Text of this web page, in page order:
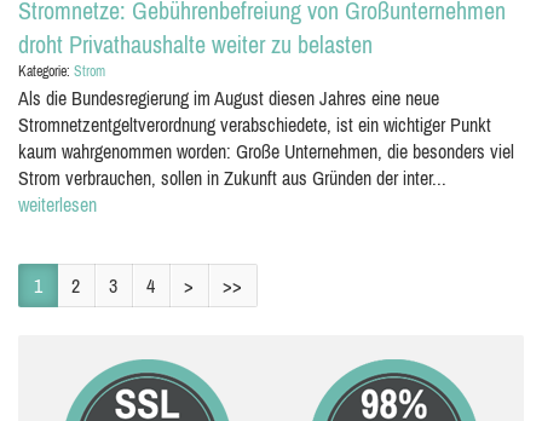
Stromnetze: Gebührenbefreiung von Großunternehmen
droht Privathaushalte weiter zu belasten
Kategorie: Strom
Als die Bundesregierung im August diesen Jahres eine neue
Stromnetzentgeltverordnung verabschiedete, ist ein wichtiger Punkt
kaum wahrgenommen worden: Große Unternehmen, die besonders viel
Strom verbrauchen, sollen in Zukunft aus Gründen der inter...
weiterlesen
1 2 3 4 > >>